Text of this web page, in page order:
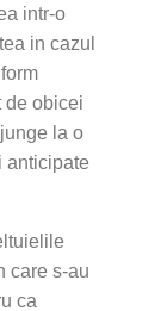
intr-o
in cazul
de obicei
la o
anticipate
care s-au
ca